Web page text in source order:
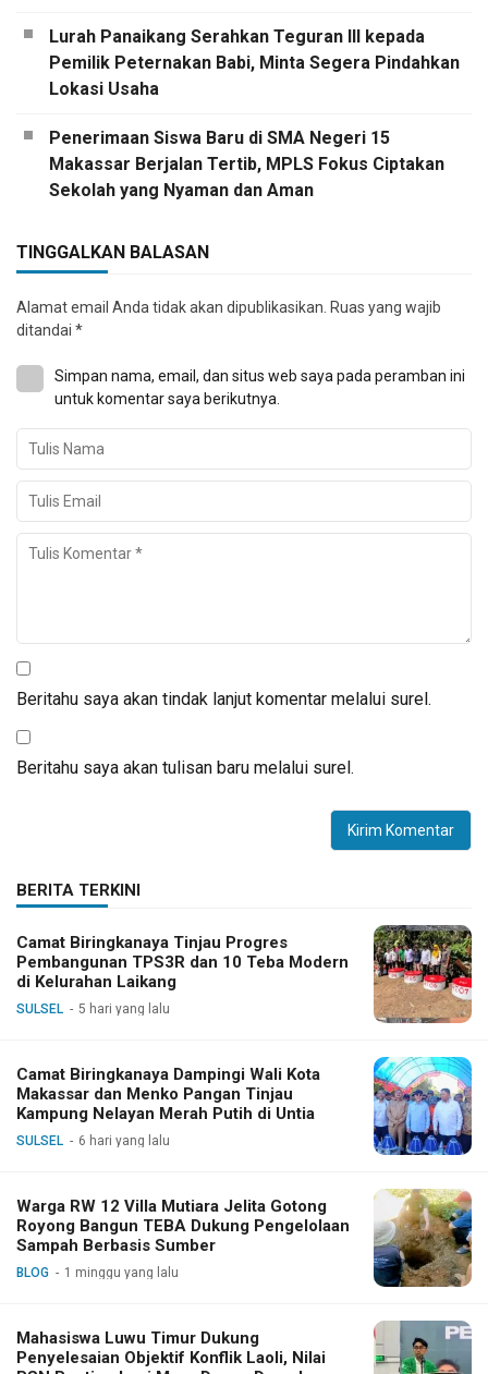
Lurah Panaikang Serahkan Teguran III kepada
Pemilik Peternakan Babi, Minta Segera Pindahkan
Lokasi Usaha
Penerimaan Siswa Baru di SMA Negeri 15
Makassar Berjalan Tertib, MPLS Fokus Ciptakan
Sekolah yang Nyaman dan Aman
TINGGALKAN BALASAN
Alamat email Anda tidak akan dipublikasikan. Ruas yang wajib
ditandai *
Simpan nama, email, dan situs web saya pada peramban ini
untuk komentar saya berikutnya.
Beritahu saya akan tindak lanjut komentar melalui surel.
Beritahu saya akan tulisan baru melalui surel.
BERITA TERKINI
Camat Biringkanaya Tinjau Progres
Pembangunan TPS3R dan 10 Teba Modern
di Kelurahan Laikang
SULSEL 5 hari yang lalu
Camat Biringkanaya Dampingi Wali Kota
Makassar dan Menko Pangan Tinjau
Kampung Nelayan Merah Putih di Untia
SULSEL 6 hari yang lalu
Warga RW 12 Villa Mutiara Jelita Gotong
Royong Bangun TEBA Dukung Pengelolaan
Sampah Berbasis Sumber
BLOG 1 minggu yang lalu
Mahasiswa Luwu Timur Dukung
Penyelesaian Objektif Konflik Laoli, Nilai